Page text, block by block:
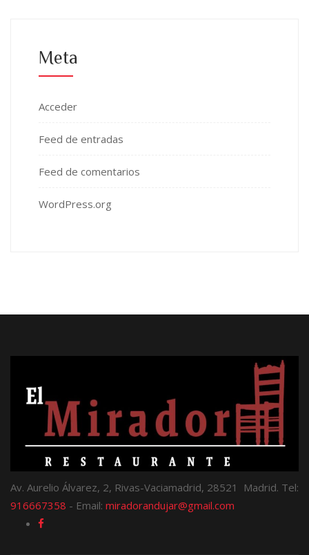
Meta
Acceder
Feed de entradas
Feed de comentarios
WordPress.org
Av. Aurelio Álvarez, 2, Rivas-Vaciamadrid, 28521 Madrid. Tel:
916667358 - Email: miradorandujar@gmail.com